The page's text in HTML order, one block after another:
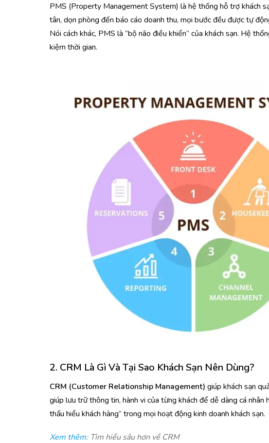
PMS (Property Management System) là hệ thống hỗ trợ khách
tân, dọn phòng đến báo cáo doanh thu, mọi bước đều được tự
Nói cách khác, PMS là “bộ não điều khiển” của khách sạn. Hệ
kiệm thời gian.
2. CRM Là Gì Và Tại Sao Khách Sạn Nên Dùng?
CRM (Customer Relationship Management) giúp khách sạn
giúp lưu trữ thông tin, hành vi của từng khách để dễ dàng cá nhân
thấu hiểu khách hàng” trong mọi hoạt động kinh doanh khách sạn.
Xem thêm: Tìm hiểu sâu hơn về CRM